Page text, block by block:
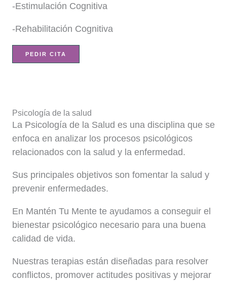
-Estimulación Cognitiva
-Rehabilitación Cognitiva
PEDIR CITA
Psicología de la salud
La Psicología de la Salud es una disciplina que se
enfoca en analizar los procesos psicológicos
relacionados con la salud y la enfermedad.
Sus principales objetivos son fomentar la salud y
prevenir enfermedades.
En Mantén Tu Mente te ayudamos a conseguir el
bienestar psicológico necesario para una buena
calidad de vida.
Nuestras terapias están diseñadas para resolver
conflictos, promover actitudes positivas y mejorar